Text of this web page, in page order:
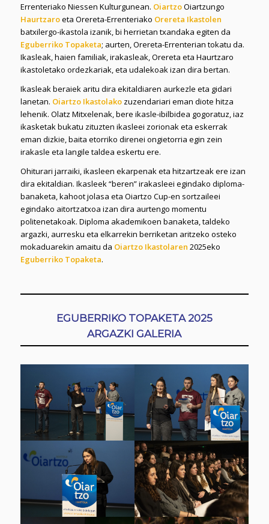
Errenteriako Niessen Kulturgunean. OiartzoOiartzungo
Haurtzaroeta Orereta-Errenteriako Orereta Ikastolen
batxilergo-ikastola izanik, bi herrietan txandaka egiten da
Eguberriko Topaketa; aurten, Orereta-Errenterian tokatu da.
Ikasleak, haien familiak, irakasleak, Orereta eta Haurtzaro
ikastoletako ordezkariak, eta udalekoak izan dira bertan.
Ikasleak beraiek aritu dira ekitaldiaren aurkezle eta gidari
lanetan. Oiartzo Ikastolako zuzendariari eman diote hitza
lehenik. Olatz Mitxelenak, bere ikasle-ibilbidea gogoratuz, iaz
ikasketak bukatu zituzten ikasleei zorionak eta eskerrak
eman dizkie, baita etorriko direnei ongietorria egin zein
irakasle eta langile taldea eskertu ere.
Ohiturari jarraiki, ikasleen ekarpenak eta hitzartzeak ere izan
dira ekitaldian. Ikasleek “beren” irakasleei egindako diploma-
banaketa, kahoot jolasa eta Oiartzo Cup-en sortzaileei
egindako aitortzatxoa izan dira aurtengo momentu
politenetakoak. Diploma akademikoen banaketa, taldeko
argazki, aurresku eta elkarrekin berriketan aritzeko osteko
mokaduarekin amaitu da Oiartzo Ikastolaren 2025eko
Eguberriko Topaketa.
EGUBERRIKO TOPAKETA 2025
ARGAZKI GALERIA